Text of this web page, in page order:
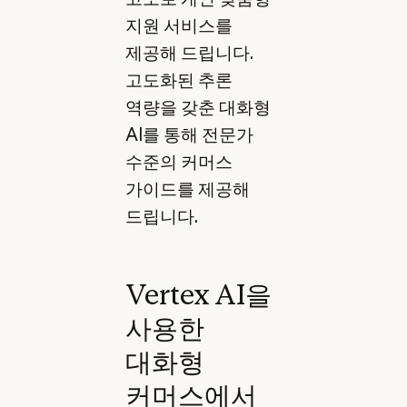
지원 서비스를
제공해 드립니다.
고도화된 추론
역량을 갖춘 대화형
AI를 통해 전문가
수준의 커머스
가이드를 제공해
드립니다.
Vertex AI을
사용한
대화형
커머스에서